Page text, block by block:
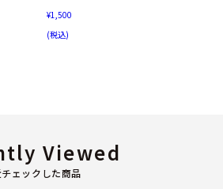
¥1,500
(税込)
ェックした商品
Viewed